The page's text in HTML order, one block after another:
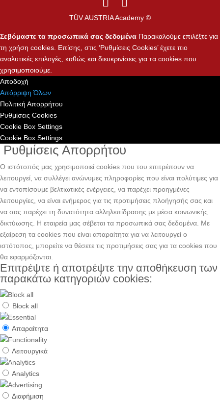
TÜV AUSTRIA Academy ©
Σεβόμαστε τα προσωπικά σας δεδομένα Παρακαλούμε επιλέξτε για
τη χρήση cookies. Επίσης, στις ‘Ρυθμίσεις Cookies’ έχετε πιο
αναλυτικές επιλογές, καθώς και διευκρινίσεις για τα cookies που
χρησιμοποιούμε.
Αποδοχή
Απόρριψη Όλων
Πολιτική Απορρήτου
Ρυθμίσεις Cookies
Cookie Box Settings
Cookie Box Settings
Ρυθμίσεις Απορρήτου
Ο ιστότοπός μας χρησιμοποιεί cookies που του επιτρέπουν να
λειτουργεί, να συλλέγει ανώνυμες πληροφορίες που είναι πολύτιμες για
να εντοπίσουμε βελτιωτικές ενέργειες, να παρέχει προηγμένες
λειτουργίες, να είναι ενήμερος για τις προτιμήσεις πλοήγησής σας και
να σας παρέχει τη δυνατότητα αλληλεπίδρασης με μέσα κοινωνικής
δικτύωσης. H εταιρεία μας σέβεται τα προσωπικά σας δεδομένα. Με
εξαίρεση τα cookies που είναι απαραίτητα για να λειτουργεί ο
ιστότοπος, μπορείτε να θέσετε τις προτιμήσεις σας για τα cookies που
θα εφαρμόζονται.
Επιτρέψτε ή αποτρέψτε την αποθήκευση των
παρακάτω κατηγοριών cookies:
Block all
Απαραίτητα
Λειτουργικά
Analytics
Διαφήμιση